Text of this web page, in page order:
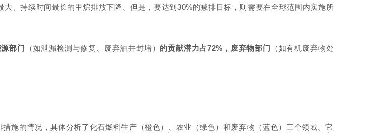
、持续时间最长的甲烷排放下降。但是，要达到30%的减排目标，则需要在全球范围内实施所
部门 （如泄漏检测与修复、废弃油井封堵） 的贡献潜力占72%，废弃物部门
（如有机废弃物处
施的情况，具体分析了化石燃料生产（橙色）、农业（绿色）和废弃物（蓝色）三个领域。它展示